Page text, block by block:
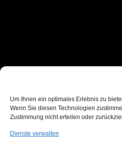
Um Ihnen ein optimales Erlebnis zu
Wenn Sie diesen Technologien
Zustimmung nicht erteilen oder
Dienste verwalten